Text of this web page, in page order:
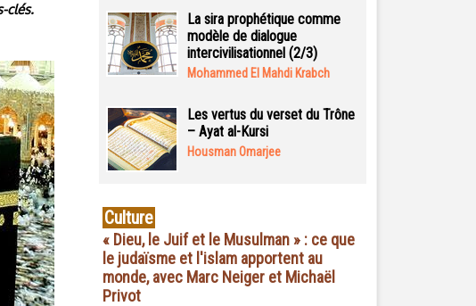
clés.
La sira prophétique comme
modèle de dialogue
intercivilisationnel (2/3)
Mohammed El Mahdi Krabch
Les vertus du verset du Trône
– Ayat al-Kursi
Housman Omarjee
Culture
« Dieu, le Juif et le Musulman » : ce que
le judaïsme et l'islam apportent au
monde, avec Marc Neiger et Michaël
Privot